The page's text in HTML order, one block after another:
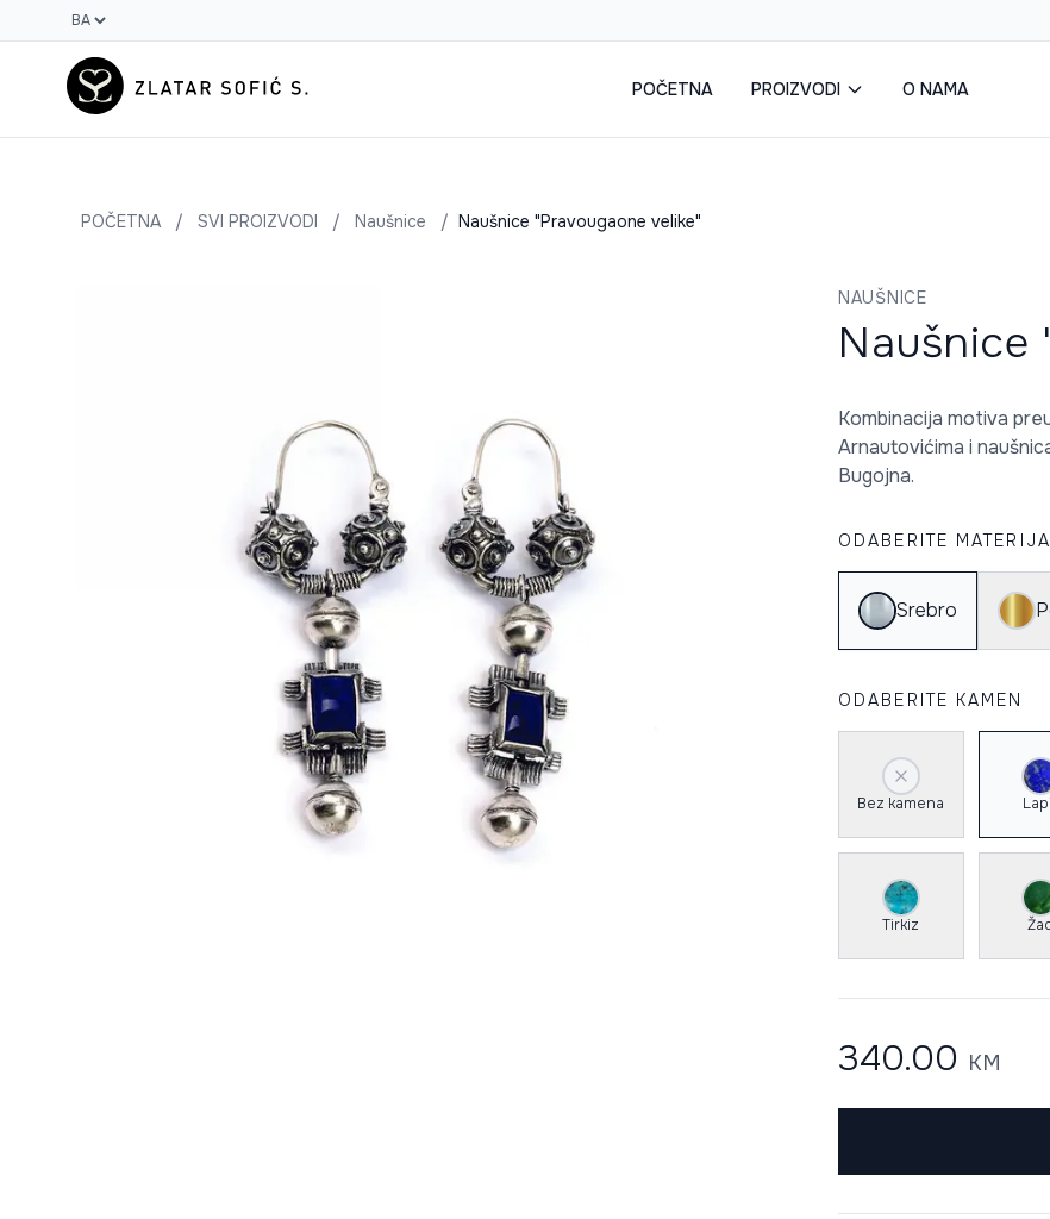
POČETNA PROIZVODI O NAMA
POČETNA / SVI PROIZVODI / Naušnice / Naušnice "Pravougaone velike"
NAUŠNICE
Naušnice
Kombinacija motiva
Arnautovićima i
Bugojna.
ODABERITE
Srebro
ODABERITE KAMEN
Bez kamena
Tirkiz
340.00 KM